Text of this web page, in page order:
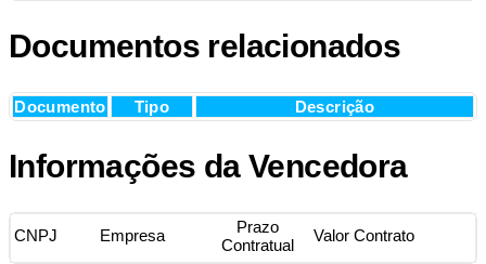
Documentos relacionados
Documento Tipo Descrição
Informações da Vencedora
CNPJ Empresa
Prazo
Contratual
Valor Contrato